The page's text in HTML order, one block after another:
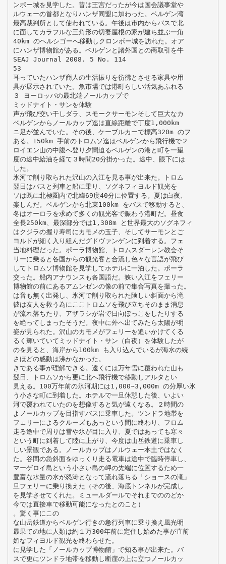
ンボー城を見学した。昔は王宮だったが今は国会議事堂や
ルウェーの首都となりハンザ同盟に加わった。ベルゲン湾
最高裁判所として使われている。午後は市内からバスで北
に面してカラフルな三角形の切妻屋根の家が建ち並ぶ一角
40km のヘルシゴーへ移動しクロンボー城を訪れた。オア
にハンザ博物館がある。ベルゲンと諸外国との商取引を牛
SEAJ Journal 2008. 5 No. 114
53
耳っていたハンザ商人の生活振りを彷彿とさせる家具や用
具が展示されていた。魚市場では港町らしい活気あふれる
３ ヨーロッパの最北端ノールカップで
ミッドナイト・サンを体験
声が飛び交い干しダラ、スモークサーモンそして巨大なカ
ベルゲンからノールカップ迄は直線距離で丁度1,000km
ニ足が並んでいた。その後、ケーブルカーで標高320m のフ
ある。150km 手前のトロムソ迄はベルゲンから飛行機で２
ロイエン山の中腹へ登り夕闇迫るベルゲンの港と町を一望
度の途中給油を経て３時間20分掛かった。途中、眼下には
した。
氷河で削り取られた沢山の入江を見る事が出来た。トロム
翌日はバスと列車と船に乗り、ソグネフィヨルド観光を
ソは既に北極圏内で北緯69度40分に位置する。夏は白夜、
楽しんだ。ベルゲンから北東100km をバスで移動すると、
冬はオーロラを求めて多くの観光客で賑わう港町だ。昼食
全長250km、最深部分では1,308m と世界最大のソグネフィ
はクジラの握り寿司にカモメの玉子、そしてサーモンとご
ヨルドが細く入り組んだグドヴァンゲンに到着する。フェ
当地料理だった。ポーラ博物館、トロムスダーレン教会そ
リーに乗ると各国からの観光客と合流し色々な言語が飛び
してトロムソ博物館を見学してホテルに一泊した。ポーラ
交った。船内アナウンスも各国語だ。狭い入江をフェリー
博物館の前にあるアムンゼンの像の前で集合写真を撮った。
は音も無く出発し、氷河で削り取られた険しい斜面から滝
彼は友人を救う為にここトロムソを飛び立ちそのまま消息
が流れ落ちたり、アザラシが岩で日向ぼっこをしたりする
を絶ってしまったそうだ。夜中に外へ出てみたら太陽が明
姿が見られた。沢山のカモメがフェリーを追いかけてくる
るく輝いていてミッドナイト・サン（白夜）を体験したが
のを見ると、海岸から100km も入り込んでいるが海水の続
さほどの感動は沸かなかった。
きである事が理解できる。遠くには万年雪に覆われた山も
翌日、トロムソから更に北へ飛行機で移動しアルタとい
見える。100万年前の氷河期には1,000∼3,000m の分厚い氷
う小さな町に到着した。ホテルで一旦休憩した後、いよい
河で覆われていたのを想像すると気が遠くなる。２時間の
よノールカップを目指すバスに乗車した。ツンドラ地帯を
フェリーによるクルーズもあっという間に終わり、フロム
走る途中で周りは雪や氷が目に入り、夏ではあっても寒々
という町に到着して陸に上がり、今度は山岳鉄道に乗車し
しい景観である。ノールカップはノルウェー本土ではなく
た。谷間の急斜面をゆっくり走る電車は途中で臨時停車し、
マーゲロイ島という小さい島の岬の先端に位置するため一
豊富な水量の水が怒涛となって流れ落ちる「ショースの滝」
旦フェリーに乗り換えた（その後、海底トンネルが完成し
を見学させてくれた。ミュールダールでそれまでののどか
今では直接車で移動可能になったとのこと）
。驚く事にこの
な山岳鉄道からベルゲン行きの急行列車に乗り換え風光明
最果ての地に人類は約１万300年前に定住し始めた事が直前
媚なフィヨルド観光を終わらせた。
に見学した「ノールカップ博物館」で知る事が出来た。バ
スで更にツンドラ地帯を移動し断崖の上に立つノールカッ